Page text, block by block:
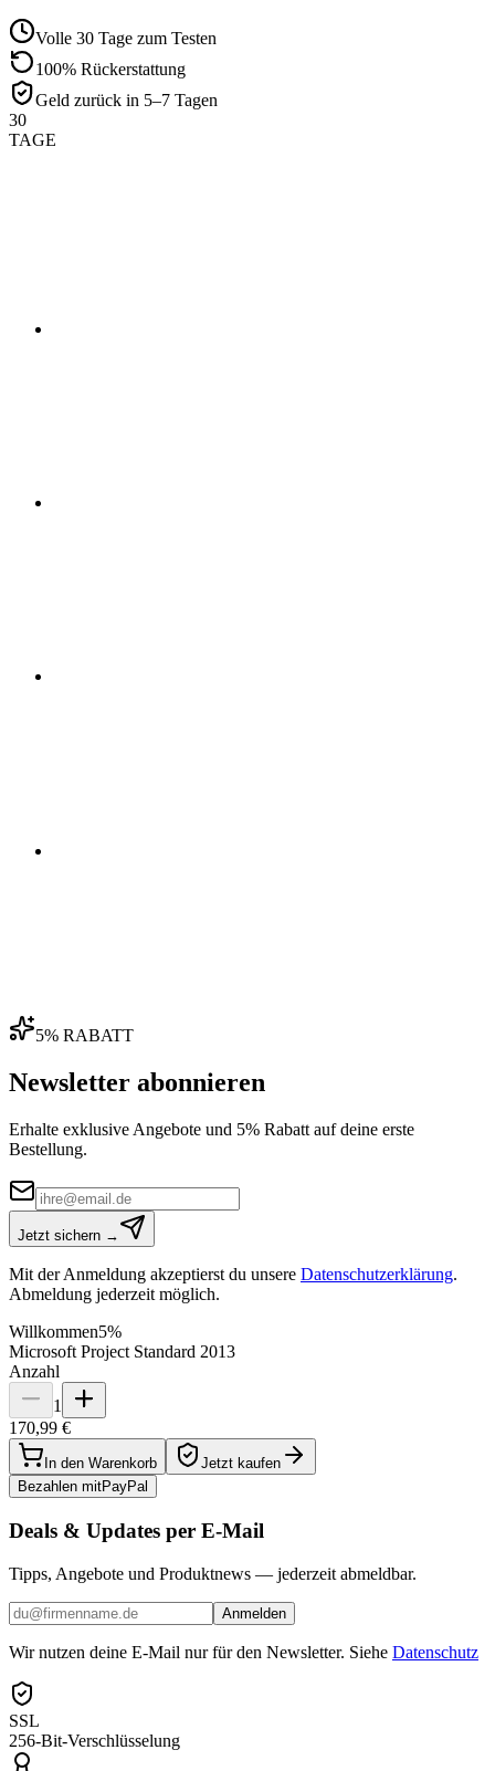
Volle 30 Tage zum Testen
100% Rückerstattung
Geld zurück in 5–7 Tagen
30
TAGE
5% RABATT
Newsletter abonnieren
Erhalte exklusive Angebote und 5% Rabatt auf deine erste
Bestellung.
Jetzt sichern →
Mit der Anmeldung akzeptierst du unsere Datenschutzerklärung.
Abmeldung jederzeit möglich.
Willkommen5%
Microsoft Project Standard 2013
Anzahl
1
170,99 €
In den Warenkorb
Jetzt kaufen
Bezahlen mitPayPal
Deals & Updates per E-Mail
Tipps, Angebote und Produktnews — jederzeit abmeldbar.
Anmelden
Wir nutzen deine E-Mail nur für den Newsletter. Siehe Datenschutz
SSL
256-Bit-Verschlüsselung